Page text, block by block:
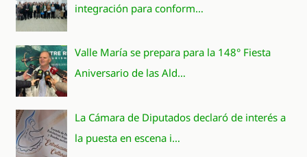
integración para conform…
Valle María se prepara para la 148° Fiesta
Aniversario de las Ald…
La Cámara de Diputados declaró de interés a
la puesta en escena i…